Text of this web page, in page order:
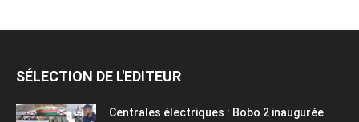
SÉLECTION DE L'EDITEUR
Centrales électriques : Bobo 2 inaugurée